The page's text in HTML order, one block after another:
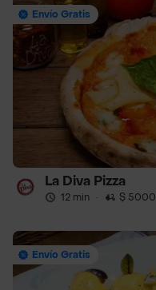
Envío Gratis
La Diva Pizza
12 min · $ 5000
Envío Gratis